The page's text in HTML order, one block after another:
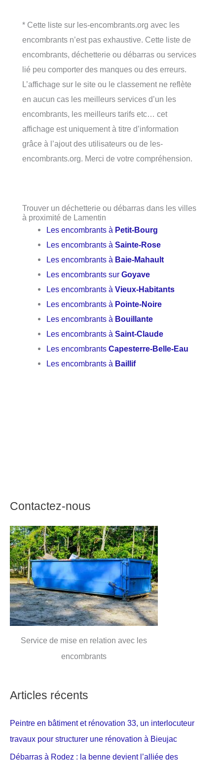
* Cette liste sur les-encombrants.org avec les
encombrants n’est pas exhaustive. Cette liste de
encombrants, déchetterie ou débarras ou services
lié peu comporter des manques ou des erreurs.
L’affichage sur le site ou le classement ne reflète
en aucun cas les meilleurs services d’un les
encombrants, les meilleurs tarifs etc… cet
affichage est uniquement à titre d’information
grâce à l’ajout des utilisateurs ou de les-
encombrants.org. Merci de votre compréhension.
Trouver un déchetterie ou débarras dans les villes
à proximité de Lamentin
Les encombrants à Petit-Bourg
Les encombrants àSainte-Rose
Les encombrants à Baie-Mahault
Les encombrants surGoyave
Les encombrants àVieux-Habitants
Les encombrants à Pointe-Noire
Les encombrants à Bouillante
Les encombrants àSaint-Claude
Les encombrantsCapesterre-Belle-Eau
Les encombrants à Baillif
Contactez-nous
Service de mise en relation avec les
encombrants
Articles récents
Peintre en bâtiment et rénovation 33, un interlocuteur
travaux pour structurer une rénovation à Bieujac
Débarras à Rodez : la benne devient l’alliée des